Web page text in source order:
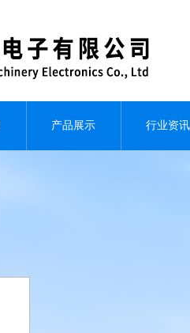
产品展示 行业资讯